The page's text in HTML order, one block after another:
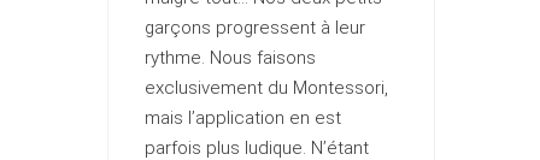
garçons progressent à leur
rythme. Nous faisons
exclusivement du Montessori,
mais l’application en est
parfois plus ludique. N’étant